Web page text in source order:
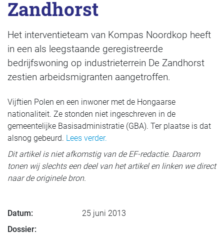
Zandhorst
Het interventieteam van Kompas Noordkop heeft
in een als leegstaande geregistreerde
bedrijfswoning op industrieterrein De Zandhorst
zestien arbeidsmigranten aangetroffen.
Vijftien Polen en een inwoner met de Hongaarse
nationaliteit. Ze stonden niet ingeschreven in de
gemeentelijke Basisadministratie (GBA). Ter plaatse is dat
alsnog gebeurd. Lees verder.
Dit artikel is niet afkomstig van de EF-redactie. Daarom
tonen wij slechts een deel van het artikel en linken we direct
naar de originele bron.
Datum:
25 juni 2013
Dossier: